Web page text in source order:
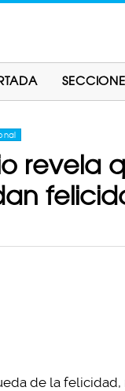
revela
de la